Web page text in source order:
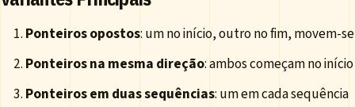
Ponteiros opostos: um no início, outro no fim, movem-
Ponteiros na mesma direção: ambos começam no
Ponteiros em duas sequências: um em cada sequência